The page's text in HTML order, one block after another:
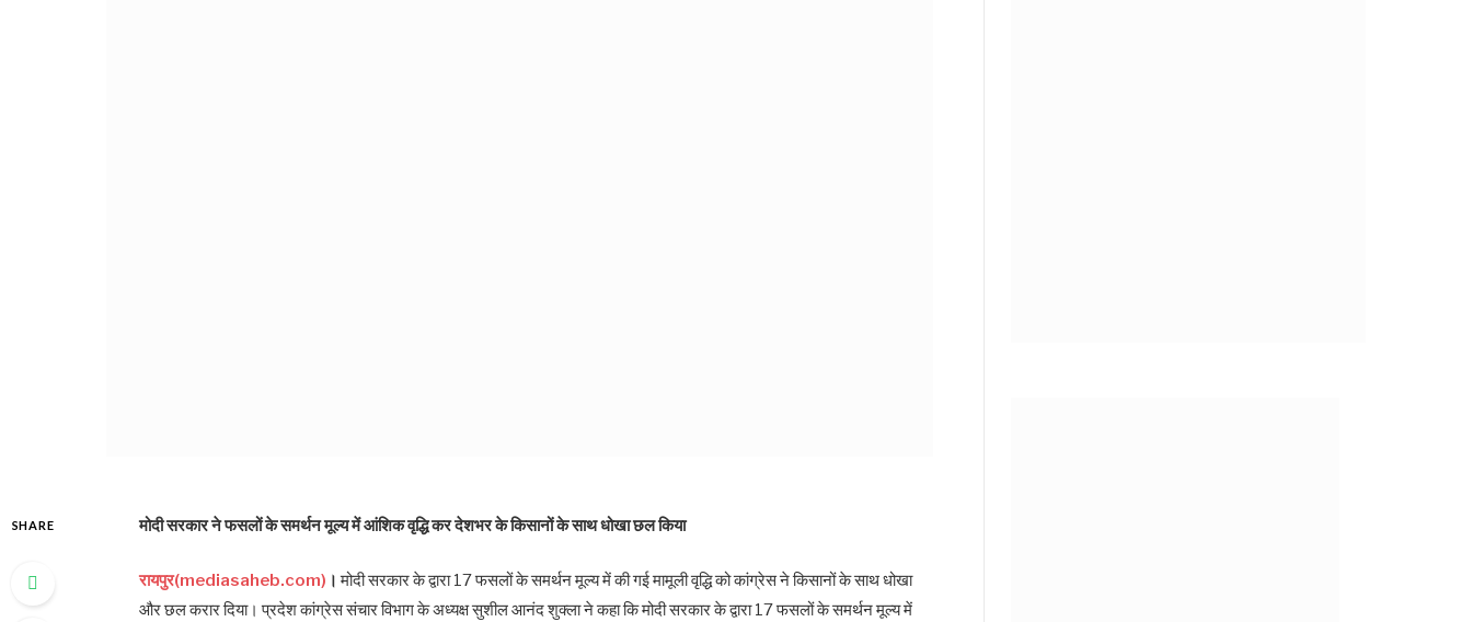
SHARE मोदी सरकार ने फसलों के समर्थन मूल्य में आंशिक वृद्धि कर देशभर के किसानों के साथ धोखा छल किया
रायपुर(mediasaheb.com) ।मोदी सरकार के द्वारा 17 फसलों के समर्थन मूल्य में की गई मामूली वृद्धि को कांग्रेस ने किसानों के साथ धोखा
और छल करार दिया। प्रदेश कांग्रेस संचार विभाग के अध्यक्ष सुशील आनंद शुक्ला ने कहा कि मोदी सरकार के द्वारा 17 फसलों के समर्थन मूल्य में